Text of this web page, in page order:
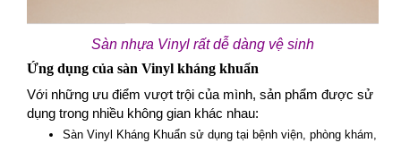
Sàn nhựa Vinyl rất dễ dàng vệ sinh
Ứng dụng của sàn Vinyl kháng khuẩn
Với những ưu điểm vượt trội của mình, sản phẩm được sử
dụng trong nhiều không gian khác nhau:
Sàn Vinyl Kháng Khuẩn sử dụng tại bệnh viện, phòng khám,